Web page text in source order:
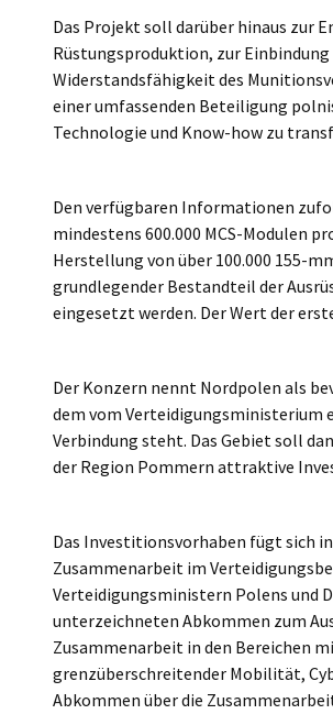
Das Projekt soll darüber hinaus zur
Rüstungsproduktion, zur
Widerstandsfähigkeit des
einer umfassenden Beteiligung
Technologie und Know-how zu
Den verfügbaren Informationen
mindestens 600.000 MCS-Modulen
Herstellung von über 100.000 155-
grundlegender Bestandteil der
eingesetzt werden. Der Wert der
Der Konzern nennt Nordpolen als
dem vom Verteidigungsministerium
Verbindung steht. Das Gebiet soll
der Region Pommern attraktive
Das Investitionsvorhaben fügt sich
Zusammenarbeit im
Verteidigungsministern Polens und
unterzeichneten Abkommen zum
Zusammenarbeit in den Bereichen
grenzüberschreitender Mobilität,
Abkommen über die